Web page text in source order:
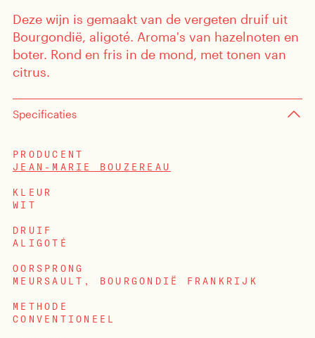
Deze wijn is gemaakt van de vergeten druif uit
Bourgondië, aligoté. Aroma's van hazelnoten en
boter. Rond en fris in de mond, met tonen van
citrus.
Specificaties
PRODUCENT
JEAN-MARIE BOUZEREAU
KLEUR
WIT
DRUIF
ALIGOTÉ
OORSPRONG
MEURSAULT, BOURGONDIË FRANKRIJK
METHODE
CONVENTIONEEL